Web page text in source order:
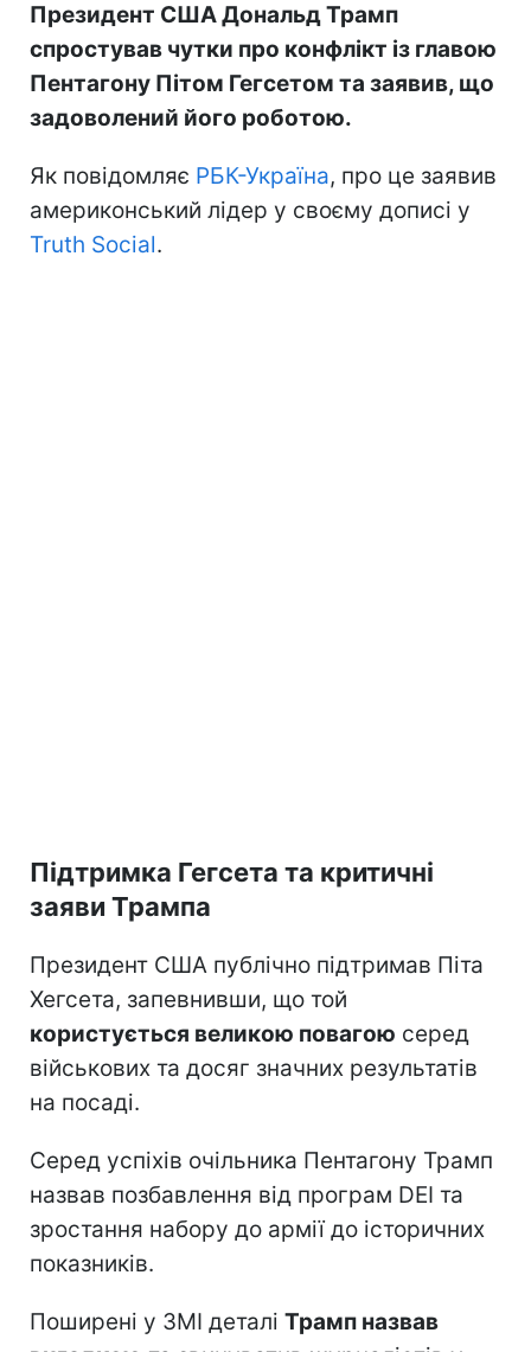
Президент США Дональд Трамп
спростував чутки про конфлікт із главою
Пентагону Пітом Гегсетом та заявив, що
задоволений його роботою.
Як повідомляє РБК-Україна, про це заявив
америконський лідер у своєму дописі у
Truth Social.
Підтримка Гегсета та критичні
заяви Трампа
Президент США публічно підтримав Піта
Хегсета, запевнивши, що той
користується великою повагою серед
військових та досяг значних результатів
на посаді.
Серед успіхів очільника Пентагону Трамп
назвав позбавлення від програм DEI та
зростання набору до армії до історичних
показників.
Поширені у ЗМІ деталі Трамп назвав